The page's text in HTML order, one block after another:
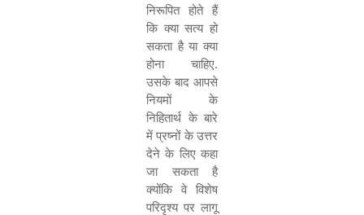
निरूपित होते हैं
कि क्या सत्य हो
सकता है या क्या
होना चाहिए.
उसके बाद आपसे
नियमों के
निहितार्थ के बारे
में प्रष्नों के उत्तर
देने के लिए कहा
जा सकता है
क्योंकि वे विशेष
परिदृश्य पर लागू